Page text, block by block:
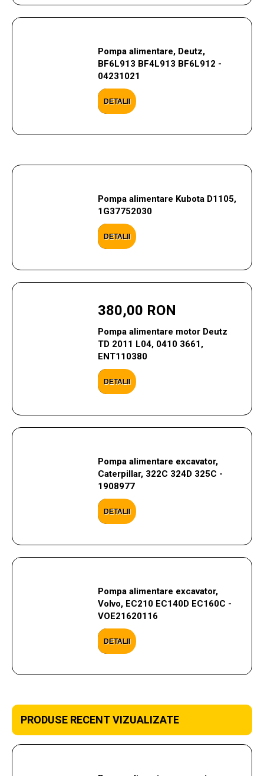
Pompa alimentare, Deutz,
BF6L913 BF4L913 BF6L912 -
04231021
DETALII
Pompa alimentare Kubota D1105,
1G37752030
DETALII
380,00 RON
Pompa alimentare motor Deutz
TD 2011 L04, 0410 3661,
ENT110380
DETALII
Pompa alimentare excavator,
Caterpillar, 322C 324D 325C -
1908977
DETALII
Pompa alimentare excavator,
Volvo, EC210 EC140D EC160C -
VOE21620116
DETALII
PRODUSE RECENT VIZUALIZATE